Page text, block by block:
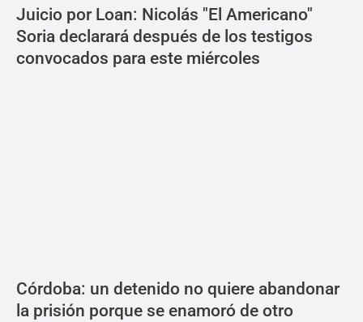
Juicio por Loan: Nicolás "El Americano"
Soria declarará después de los testigos
convocados para este miércoles
Córdoba: un detenido no quiere abandonar
la prisión porque se enamoró de otro